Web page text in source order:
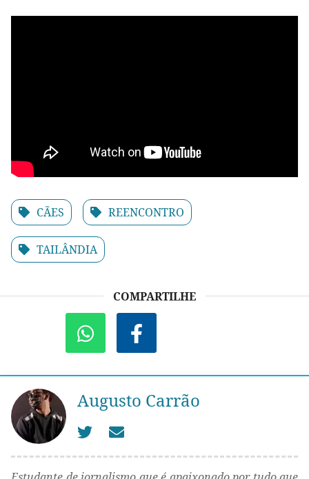
CÃES REENCONTRO
TAILÂNDIA
COMPARTILHE
Augusto Carrão